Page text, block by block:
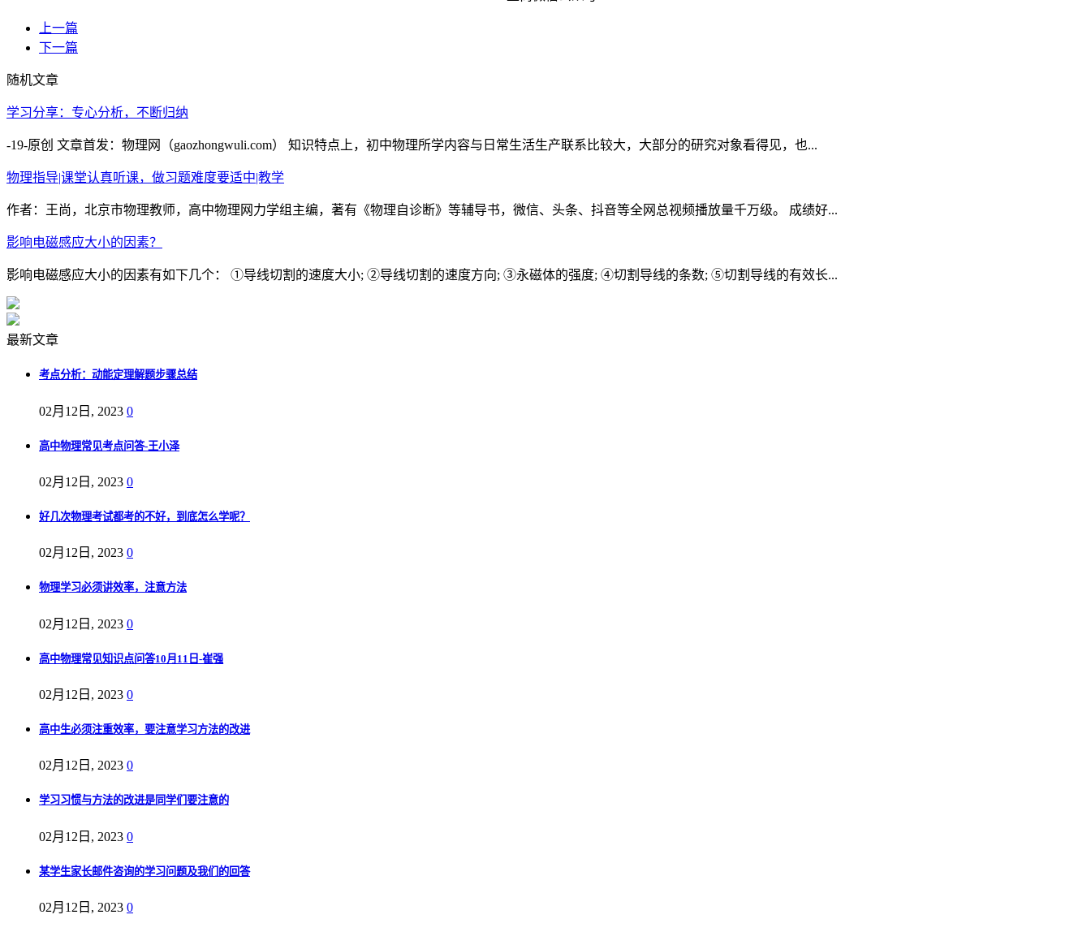
上一篇
下一篇
随机文章
学习分享：专心分析，不断归纳
-19-原创 文章首发：物理网（gaozhongwuli.com） 知识特点上，初中物理所学内容与日常生活生产联系比较大，大部分的研究对象看得见，也...
物理指导|课堂认真听课，做习题难度要适中|教学
作者：王尚，北京市物理教师，高中物理网力学组主编，著有《物理自诊断》等辅导书，微信、头条、抖音等全网总视频播放量千万级。 成绩好...
影响电磁感应大小的因素？
影响电磁感应大小的因素有如下几个： ①导线切割的速度大小; ②导线切割的速度方向; ③永磁体的强度; ④切割导线的条数; ⑤切割导线的有效长...
最新文章
考点分析：动能定理解题步骤总结
02月12日, 2023 0
高中物理常见考点问答-王小泽
02月12日, 2023 0
好几次物理考试都考的不好，到底怎么学呢？
02月12日, 2023 0
物理学习必须讲效率，注意方法
02月12日, 2023 0
高中物理常见知识点问答10月11日-崔强
02月12日, 2023 0
高中生必须注重效率，要注意学习方法的改进
02月12日, 2023 0
学习习惯与方法的改进是同学们要注意的
02月12日, 2023 0
某学生家长邮件咨询的学习问题及我们的回答
02月12日, 2023 0